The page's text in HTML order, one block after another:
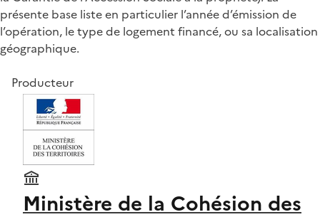
présente base liste en particulier l’année d’émission de
l’opération, le type de logement financé, ou sa localisation
géographique.
Producteur
Ministère de la Cohésion des